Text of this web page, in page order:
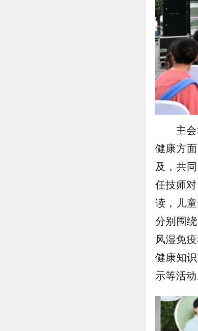
主
健康方
及，共
任技师
读，儿
分别围
风湿免
健康知
示等活动